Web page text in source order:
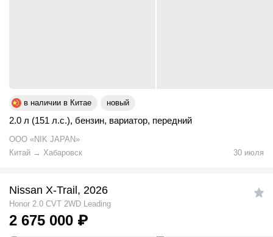
в наличии в Китае новый
2.0 л (151 л.с.), бензин, вариатор, передний
ООО «NIK JAPAN»
Китай → Хабаровск 30 июля
Nissan X-Trail, 2026
Honor 2.0 CVT 2WD Leading
2 675 000 ₽